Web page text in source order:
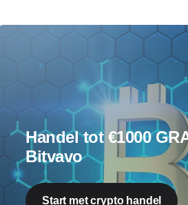
Handel tot €1000
Bitvavo
Start met crypto handel